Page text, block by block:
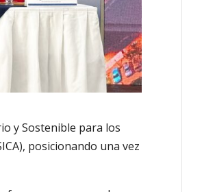
y Sostenible para los
posicionando una vez